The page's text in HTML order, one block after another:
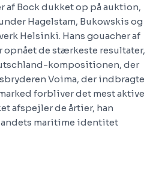
af Bock dukket op på auktion,
Hagelstam, Bukowskis og
Helsinki. Hans gouacher af
opnået de stærkeste resultater,
kompositionen, der
Voima, der indbragte
marked forbliver det mest aktive
afspejler de årtier, han
maritime identitet